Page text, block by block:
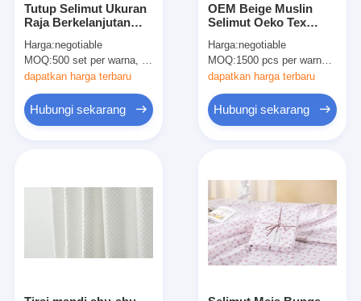
Rumah
Tutup Selimut Ukuran
Raja Berkelanjutan
Bergaris Abu-abu
Disesuaikan
Harga:negotiable
MOQ:500 set per warna, bisa dinegosiasikan
dapatkan harga terbaru
Hubungi sekarang
OEM Beige Muslin
Selimut Oeko Tex
Dewasa
Harga:negotiable
MOQ:1500 pcs per warna, bisa dinegosiasikan
dapatkan harga terbaru
Hubungi sekarang